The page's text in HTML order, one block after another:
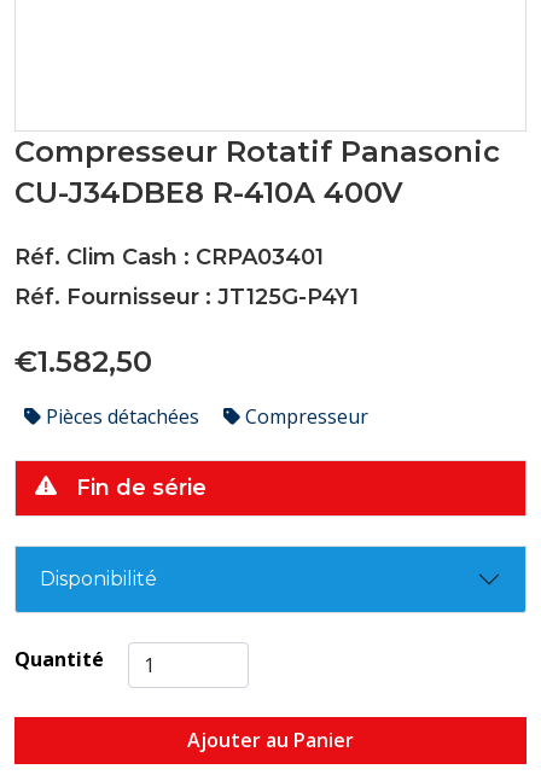
Compresseur Rotatif Panasonic
CU-J34DBE8 R-410A 400V
Réf. Clim Cash : CRPA03401
Réf. Fournisseur : JT125G-P4Y1
€1.582,50
Pièces détachées Compresseur
Fin de série
Disponibilité
Quantité
Ajouter au Panier